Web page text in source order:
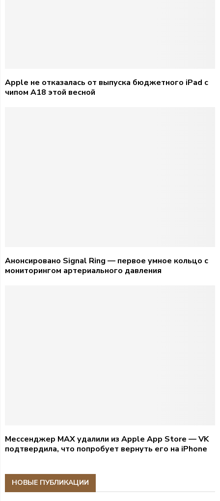
Apple не отказалась от выпуска бюджетного iPad с
чипом A18 этой весной
Анонсировано Signal Ring — первое умное кольцо с
мониторингом артериального давления
Мессенджер MAX удалили из Apple App Store — VK
подтвердила, что попробует вернуть его на iPhone
НОВЫЕ ПУБЛИКАЦИИ